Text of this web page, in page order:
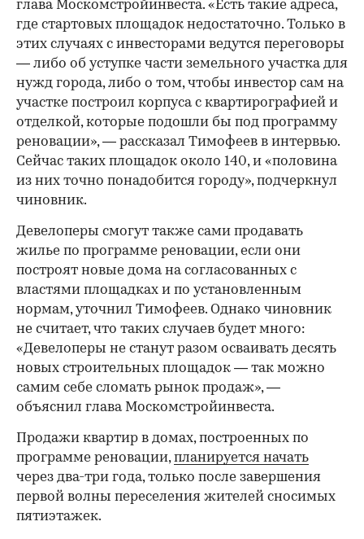
глава Москомстройинвеста. «Есть такие адреса,
где стартовых площадок недостаточно. Только в
этих случаях с инвесторами ведутся переговоры
— либо об уступке части земельного участка для
нужд города, либо о том, чтобы инвестор сам на
участке построил корпуса с квартирографией и
отделкой, которые подошли бы под программу
реновации», — рассказал Тимофеев в интервью.
Сейчас таких площадок около 140, и «половина
из них точно понадобится городу», подчеркнул
чиновник.
Девелоперы смогут также сами продавать
жилье по программе реновации, если они
построят новые дома на согласованных с
властями площадках и по установленным
нормам, уточнил Тимофеев. Однако чиновник
не считает, что таких случаев будет много:
«Девелоперы не станут разом осваивать десять
новых строительных площадок — так можно
самим себе сломать рынок продаж», —
объяснил глава Москомстройинвеста.
Продажи квартир в домах, построенных по
программе реновации,планируется начать
через два-три года, только после завершения
первой волны переселения жителей сносимых
пятиэтажек.